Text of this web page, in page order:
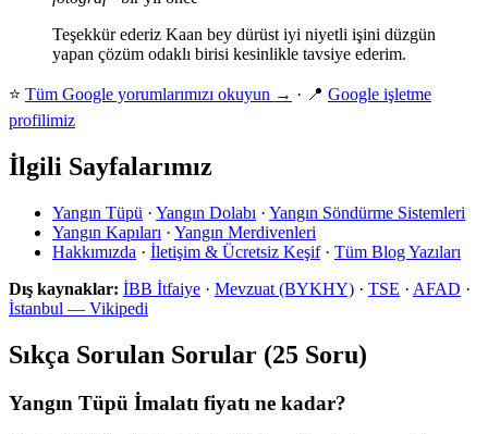
Teşekkür ederiz Kaan bey dürüst iyi niyetli işini düzgün
yapan çözüm odaklı birisi kesinlikle tavsiye ederim.
⭐ Tüm Google yorumlarımızı okuyun → · 📍 Google işletme
profilimiz
İlgili Sayfalarımız
Yangın Tüpü · Yangın Dolabı · Yangın Söndürme Sistemleri
Yangın Kapıları · Yangın Merdivenleri
Hakkımızda · İletişim & Ücretsiz Keşif· Tüm Blog Yazıları
Dış kaynaklar: İBB İtfaiye · Mevzuat (BYKHY) · TSE · AFAD ·
İstanbul — Vikipedi
Sıkça Sorulan Sorular (25 Soru)
Yangın Tüpü İmalatı fiyatı ne kadar?